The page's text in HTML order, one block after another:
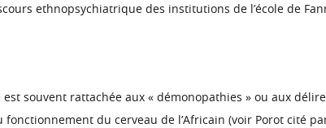
ethnopsychiatrique des institutions de l’école de
souvent rattachée aux « démonopathies » ou aux
du cerveau de l’Africain (voir Porot cité par